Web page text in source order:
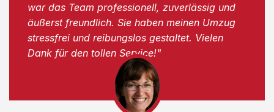
war das Team professionell, zuverlässig und
äußerst freundlich. Sie haben meinen Umzug
stressfrei und reibungslos gestaltet. Vielen
Dank für den tollen Service!"